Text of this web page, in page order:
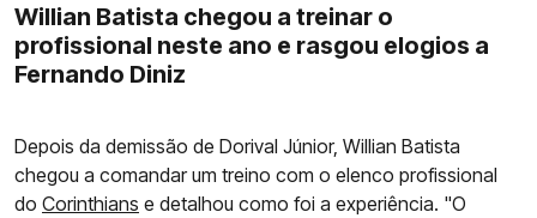
Willian Batista chegou a treinar o
profissional neste ano e rasgou elogios a
Fernando Diniz
Depois da demissão de Dorival Júnior, Willian Batista
chegou a comandar um treino com o elenco profissional
do Corinthians e detalhou como foi a experiência. "O